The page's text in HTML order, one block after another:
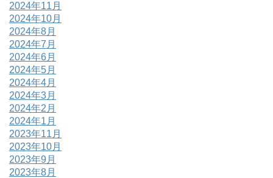
2024年11月
2024年10月
2024年8月
2024年7月
2024年6月
2024年5月
2024年4月
2024年3月
2024年2月
2024年1月
2023年11月
2023年10月
2023年9月
2023年8月